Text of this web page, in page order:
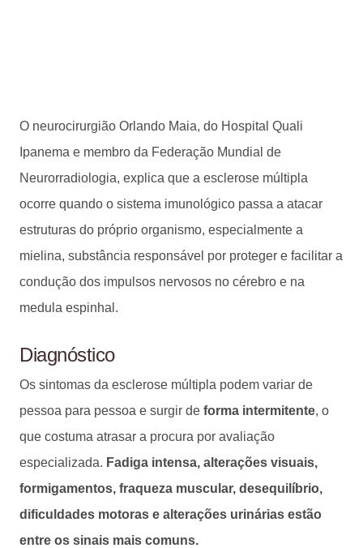
O neurocirurgião Orlando Maia, do Hospital Quali
Ipanema e membro da Federação Mundial de
Neurorradiologia, explica que a esclerose múltipla
ocorre quando o sistema imunológico passa a atacar
estruturas do próprio organismo, especialmente a
mielina, substância responsável por proteger e facilitar a
condução dos impulsos nervosos no cérebro e na
medula espinhal.
Diagnóstico
Os sintomas da esclerose múltipla podem variar de
pessoa para pessoa e surgir de forma intermitente, o
que costuma atrasar a procura por avaliação
especializada. Fadiga intensa, alterações visuais,
formigamentos, fraqueza muscular, desequilíbrio,
dificuldades motoras e alterações urinárias estão
entre os sinais mais comuns.